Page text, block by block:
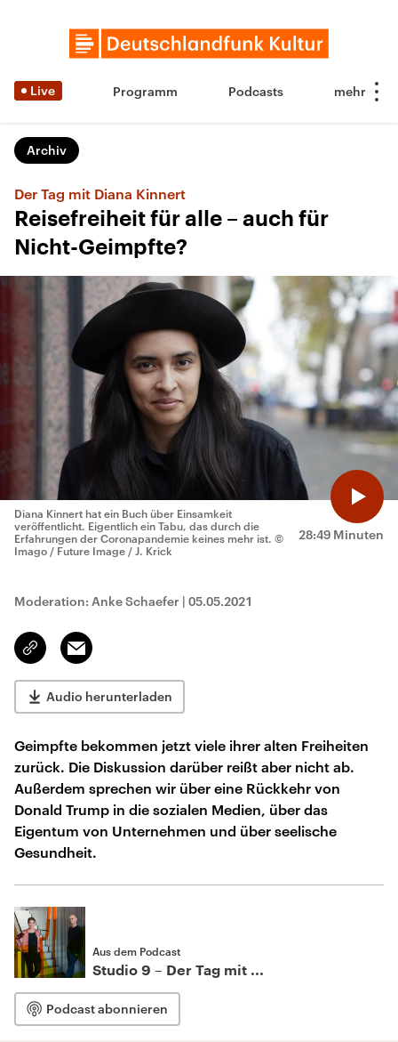
Live Programm Podcasts
Archiv
Der Tag mit Diana Kinnert
Reisefreiheit für alle – auch für
Nicht-Geimpfte?
28:49 Minuten
Diana Kinnert hat ein Buch über Einsamkeit
veröffentlicht. Eigentlich ein Tabu, das durch die
Erfahrungen der Coronapandemie keines mehr ist. ©
Imago / Future Image / J. Krick
Moderation: Anke Schaefer | 05.05.2021
Link
kopieren/teilen
Email
Audio herunterladen
Geimpfte bekommen jetzt viele ihrer alten Freiheiten
zurück. Die Diskussion darüber reißt aber nicht ab.
Außerdem sprechen wir über eine Rückkehr von
Donald Trump in die sozialen Medien, über das
Eigentum von Unternehmen und über seelische
Gesundheit.
Aus dem Podcast
Studio 9 – Der Tag mit ...
Podcast abonnieren